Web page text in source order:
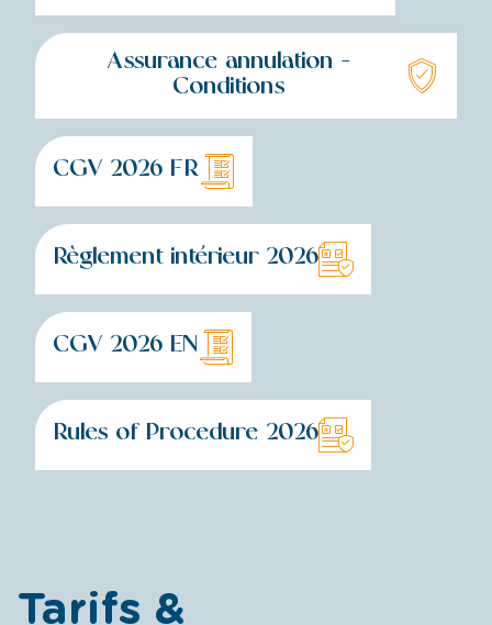
Assurance annulation -
Conditions
CGV 2026 FR
Règlement intérieur 2026
CGV 2026 EN
Rules of Procedure 2026
Tarifs &